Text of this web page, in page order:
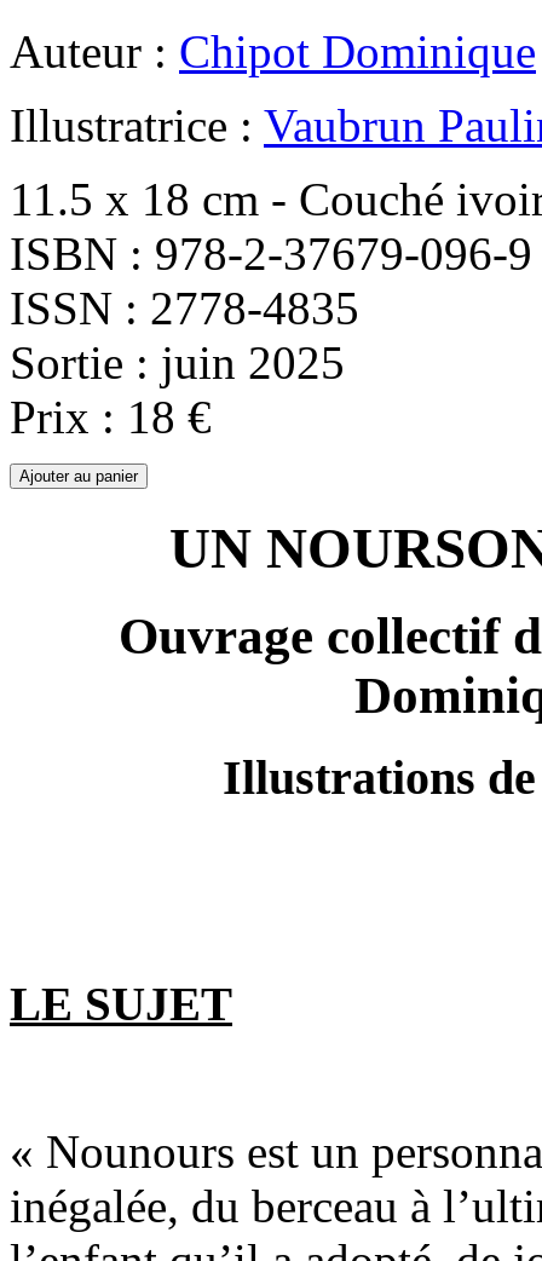
Auteur : Chipot Dominique
Illustratrice : Vaubrun
11.5 x 18 cm - Couché
ISBN : 978-2-37679-096-9
ISSN : 2778-4835
Sortie : juin 2025
Prix : 18 €
UN
Ouvrage collectif
Illustrations
LE SUJET
« Nounours est un
inégalée, du berceau à